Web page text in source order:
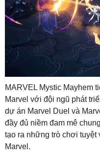
MARVEL Mystic Mayhem
Marvel với đội ngũ phát
dự án Marvel Duel và
đầy đủ niềm đam mê
tạo ra những trò chơi tuyệt
Marvel.